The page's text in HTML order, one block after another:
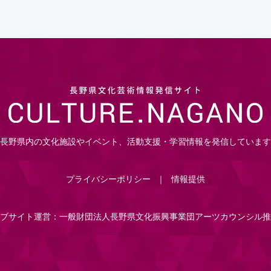
長野県内の文化施設やイベント、活動支援・学習情報を発信しています
プライバシーポリシー 情報提供
サイト運営：一般財団法人長野県文化振興事業団アーツカウンシル